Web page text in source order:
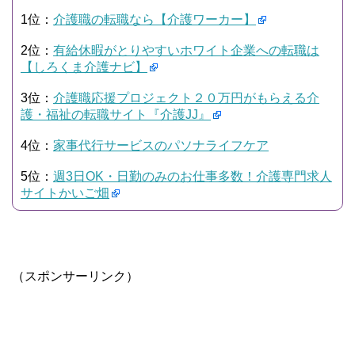
1位： 介護職の転職なら【介護ワーカー】
2位： 有給休暇がとりやすいホワイト企業への転職は
【しろくま介護ナビ】
3位： 介護職応援プロジェクト２０万円がもらえる介
護・福祉の転職サイト『介護JJ』
4位： 家事代行サービスのパソナライフケア
5位： 週3日OK・日勤のみのお仕事多数！介護専門求人
サイトかいご畑
（スポンサーリンク）